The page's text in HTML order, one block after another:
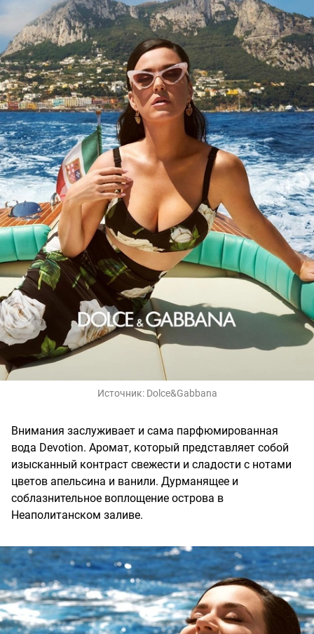
Источник: Dolce&Gabbana
Внимания заслуживает и сама парфюмированная
вода Devotion. Аромат, который представляет собой
изысканный контраст свежести и сладости с нотами
цветов апельсина и ванили. Дурманящее и
соблазнительное воплощение острова в
Неаполитанском заливе.